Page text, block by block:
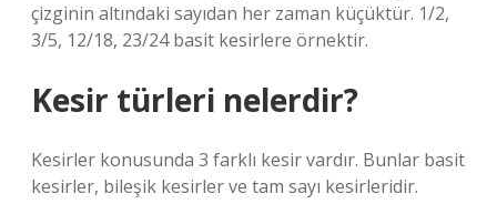
çizginin altındaki sayıdan her zaman küçüktür. 1/2,
3/5, 12/18, 23/24 basit kesirlere örnektir.
Kesir türleri nelerdir?
Kesirler konusunda 3 farklı kesir vardır. Bunlar basit
kesirler, bileşik kesirler ve tam sayı kesirleridir.